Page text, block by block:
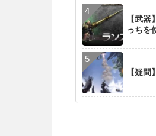
【武
っちを
【疑